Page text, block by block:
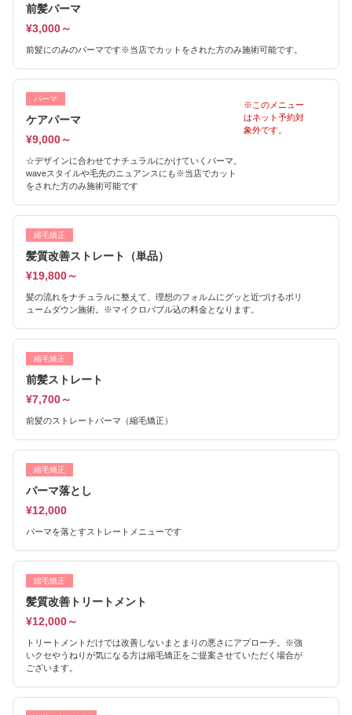
前髪パーマ
¥3,000～
前髪にのみのパーマです※当店でカットをされた方のみ施術可能です。
パーマ
ケアパーマ
¥9,000～
☆デザインに合わせてナチュラルにかけていくパーマ。
waveスタイルや毛先のニュアンスにも※当店でカット
をされた方のみ施術可能です
※このメニュー
はネット予約対
象外です。
縮毛矯正
髪質改善ストレート（単品）
¥19,800～
髪の流れをナチュラルに整えて、理想のフォルムにグッと近づけるボリ
ュームダウン施術。※マイクロバブル込の料金となります。
縮毛矯正
前髪ストレート
¥7,700～
前髪のストレートパーマ（縮毛矯正）
縮毛矯正
パーマ落とし
¥12,000
パーマを落とすストレートメニューです
縮毛矯正
髪質改善トリートメント
¥12,000～
トリートメントだけでは改善しないまとまりの悪さにアプローチ。※強
いクセやうねりが気になる方は縮毛矯正をご提案させていただく場合が
ございます。